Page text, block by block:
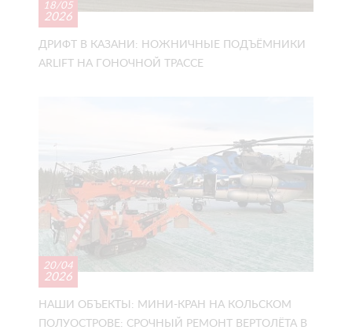
18/05
2026
ДРИФТ В КАЗАНИ: НОЖНИЧНЫЕ ПОДЪЁМНИКИ
ARLIFT НА ГОНОЧНОЙ ТРАССЕ
20/04
2026
НАШИ ОБЪЕКТЫ: МИНИ-КРАН НА КОЛЬСКОМ
ПОЛУОСТРОВЕ: СРОЧНЫЙ РЕМОНТ ВЕРТОЛЁТА В